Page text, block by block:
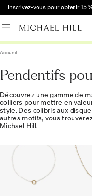
Inscrivez-vous pour obtenir 15
Accueil
Pendentifs
Découvrez une gamme de
colliers pour mettre en
style. Des colibris aux
autres motifs, vous
Michael Hill.